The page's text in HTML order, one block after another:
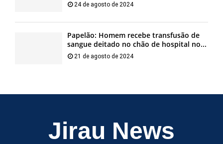
24 de agosto de 2024
Papelão: Homem recebe transfusão de
sangue deitado no chão de hospital no...
21 de agosto de 2024
Jirau News